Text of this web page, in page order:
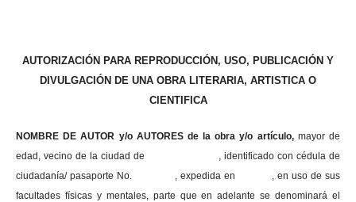
AUTORIZACIÓN PARA REPRODUCCIÓN, USO, PUBLICACIÓN Y
DIVULGACIÓN DE UNA OBRA LITERARIA, ARTISTICA O
CIENTIFICA
NOMBRE DE AUTOR y/o AUTORES de la obra y/o artículo, mayor de
edad, vecino de la ciudad de , identificado con cédula de
ciudadanía/ pasaporte No. , expedida en , en uso de sus
facultades físicas y mentales, parte que en adelante se denominará el